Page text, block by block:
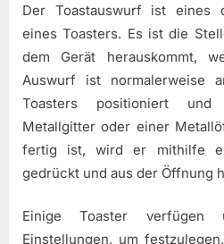
Der Toastauswurf ist eines
eines Toasters. Es ist die
dem Gerät herauskommt,
Auswurf ist normalerweise
Toasters positioniert
Metallgitter oder einer
fertig ist, wird er mithilfe
gedrückt und aus der Öffnung
Einige Toaster verfügen
Einstellungen, um